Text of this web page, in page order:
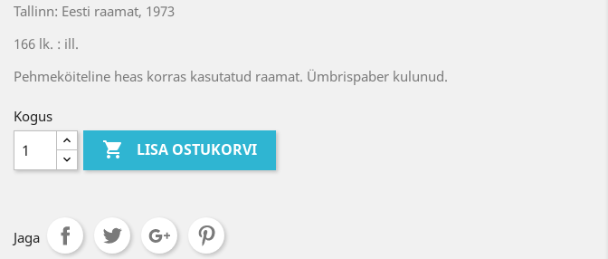
Tallinn: Eesti raamat, 1973
166 lk. : ill.
Pehmeköiteline heas korras kasutatud raamat. Ümbrispaber kulunud.
Kogus
 LISA OSTUKORVI
Jaga